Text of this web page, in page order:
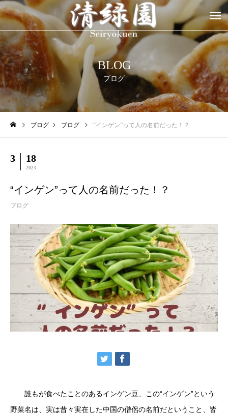
BLOG
ブログ
ブログ ブログ “インゲン”って人の名前だった！？
3 18
2023
“インゲン”って人の名前だった！？
ブログ
誰もが食べたことのあるインゲン豆、この“インゲン”という
野菜名は、実は昔々実在した中国の僧侶の名前だということ、皆